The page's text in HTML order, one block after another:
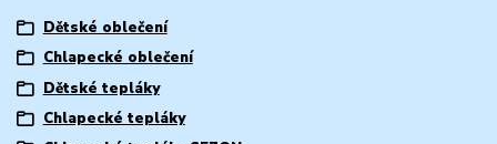
Dětské oblečení
Chlapecké oblečení
Dětské tepláky
Chlapecké tepláky